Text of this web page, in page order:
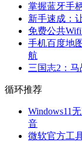
掌握蓝牙手
新手速成：
免费公共
手机百度地
航
三国志2：
循环推荐
Windows11
音
微软官方工